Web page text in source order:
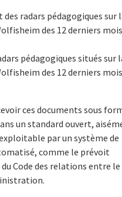
radars pédagogiques sur
des 12 derniers
pédagogiques situés sur
des 12 derniers
ces documents sous
un standard ouvert,
par un système de
comme le prévoit
Code des relations entre le